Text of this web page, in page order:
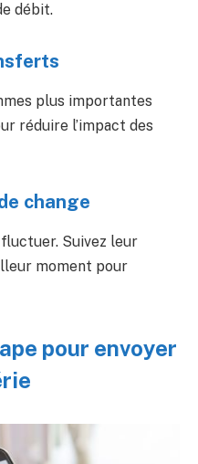
débit.
plus importantes
réduire l’impact des
change
Suivez leur
moment pour
pour envoyer